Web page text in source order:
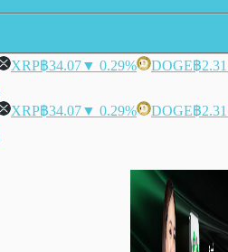
XRP฿34.07▼ 0.29% DOGE฿2.31
XRP฿34.07▼ 0.29% DOGE฿2.31